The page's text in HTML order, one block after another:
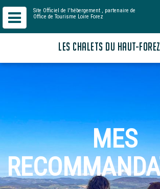
Site Officiel de l'hébergement , partenaire de
Office de Tourisme Loire Forez
LES CHALETS DU HAUT-FOREZ
MES